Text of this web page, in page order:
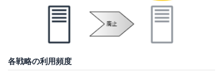
各戦略の利用頻度